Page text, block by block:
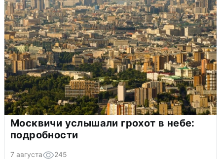
Москвичи услышали грохот в небе:
подробности
7 августа 245